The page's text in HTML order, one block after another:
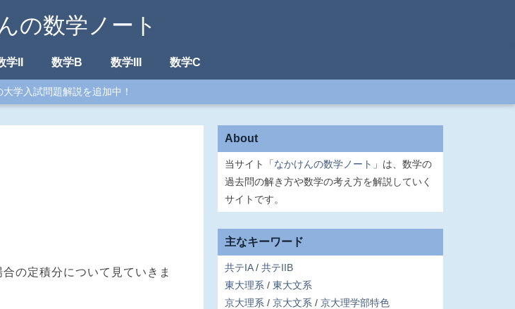
の数学ノート
学II 数学B 数学III 数学C
学入試問題解説を追加中！
の定積分について見ていきま
About
当サイト「なかけんの数学ノート 」は、数学の
過去問の解き方や数学の考え方を解説していく
サイトです。
主なキーワード
共テIA
共テIIB
東大理系
東大文系
京大理系
京大文系
京大理学部特色